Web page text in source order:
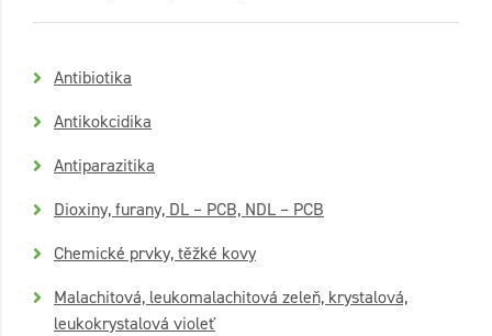
Antibiotika
Antikokcidika
Antiparazitika
Dioxiny, furany, DL – PCB, NDL – PCB
Chemické prvky, těžké kovy
Malachitová, leukomalachitová zeleň, krystalová,
leukokrystalová violeť